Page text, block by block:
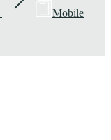
Mobile